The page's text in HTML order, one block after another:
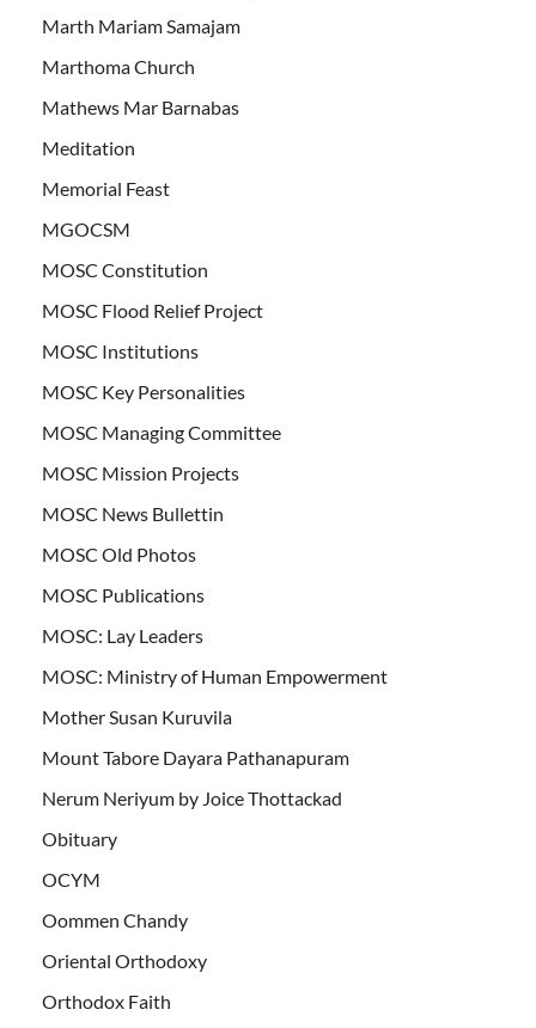
Marth Mariam Samajam
Marthoma Church
Mathews Mar Barnabas
Meditation
Memorial Feast
MGOCSM
MOSC Constitution
MOSC Flood Relief Project
MOSC Institutions
MOSC Key Personalities
MOSC Managing Committee
MOSC Mission Projects
MOSC News Bullettin
MOSC Old Photos
MOSC Publications
MOSC: Lay Leaders
MOSC: Ministry of Human Empowerment
Mother Susan Kuruvila
Mount Tabore Dayara Pathanapuram
Nerum Neriyum by Joice Thottackad
Obituary
OCYM
Oommen Chandy
Oriental Orthodoxy
Orthodox Faith